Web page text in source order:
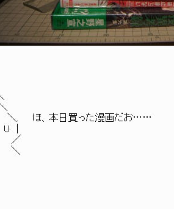
. ほ、本日買った漫画だお……
|